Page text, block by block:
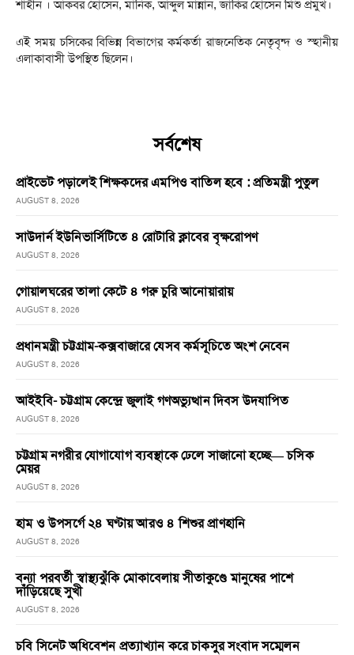
শাহীন । আকবর হোসেন, মানিক, আব্দুল মান্নান, জাকির হোসেন মিশু প্রমুখ।
এই সময় চসিকের বিভিন্ন বিভাগের কর্মকর্তা রাজনেতিক নেতৃবৃন্দ ও স্হানীয়
এলাকাবাসী উপস্থিত ছিলেন।
সর্বশেষ
প্রাইভেট পড়ালেই শিক্ষকদের এমপিও বাতিল হবে : প্রতিমন্ত্রী পুতুল
AUGUST 8, 2026
সাউদার্ন ইউনিভার্সিটিতে ৪ রোটারি ক্লাবের বৃক্ষরোপণ
AUGUST 8, 2026
গোয়ালঘরের তালা কেটে ৪ গরু চুরি আনোয়ারায়
AUGUST 8, 2026
প্রধানমন্ত্রী চট্টগ্রাম-কক্সবাজারে যেসব কর্মসূচিতে অংশ নেবেন
AUGUST 8, 2026
আইইবি- চট্টগ্রাম কেন্দ্রে জুলাই গণঅভ্যুত্থান দিবস উদযাপিত
AUGUST 8, 2026
চট্টগ্রাম নগরীর যোগাযোগ ব্যবস্থাকে ঢেলে সাজানো হচ্ছে— চসিক
মেয়র
AUGUST 8, 2026
হাম ও উপসর্গে ২৪ ঘণ্টায় আরও ৪ শিশুর প্রাণহানি
AUGUST 8, 2026
বন্যা পরবর্তী স্বাস্থ্যঝুঁকি মোকাবেলায় সীতাকুণ্ডে মানুষের পাশে
দাঁড়িয়েছে সুখী
AUGUST 8, 2026
চবি সিনেট অধিবেশন প্রত্যাখ্যান করে চাকসুর সংবাদ সম্মেলন